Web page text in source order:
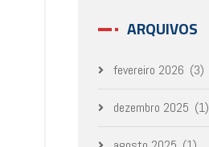
ARQUIVOS
fevereiro 2026 (3)
dezembro 2025 (1)